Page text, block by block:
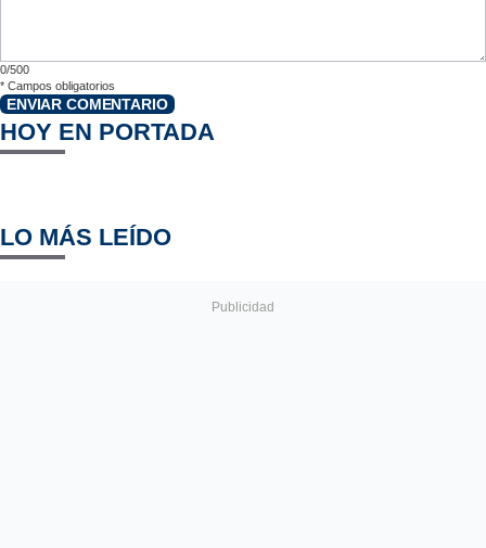
0/500
* Campos obligatorios
ENVIAR COMENTARIO
HOY EN PORTADA
LO MÁS LEÍDO